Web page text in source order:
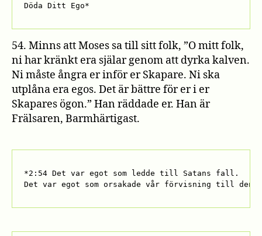
Döda Ditt Ego*
54. Minns att Moses sa till sitt folk, ”O mitt folk,
ni har kränkt era själar genom att dyrka kalven.
Ni måste ångra er inför er Skapare. Ni ska
utplåna era egos. Det är bättre för er i er
Skapares ögon.” Han räddade er. Han är
Frälsaren, Barmhärtigast.
*2:54 Det var egot som ledde till Satans fall.
Det var egot som orsakade vår förvisning till